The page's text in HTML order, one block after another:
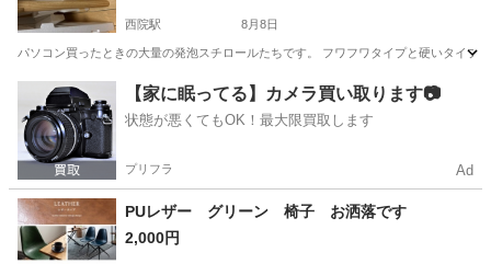
西院駅 8月8日
パソコン買ったときの大量の発泡スチロールたちです。 フワフワタイプと硬いタイプ
京都市 西院駅 その他 発泡スチロール
【家に眠ってる】カメラ買い取ります📷
状態が悪くてもOK！最大限買取します
プリフラ Ad
PUレザー グリーン 椅子 お洒落です
2,000円